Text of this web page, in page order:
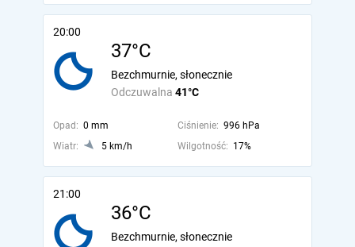
20:00
37°C
Odczuwalna 41°C
Bezchmurnie, słonecznie
Opad: 0 mm Ciśnienie: 996 hPa
Wiatr:
5 km/h Wilgotność: 17%
21:00
36°C
Bezchmurnie, słonecznie